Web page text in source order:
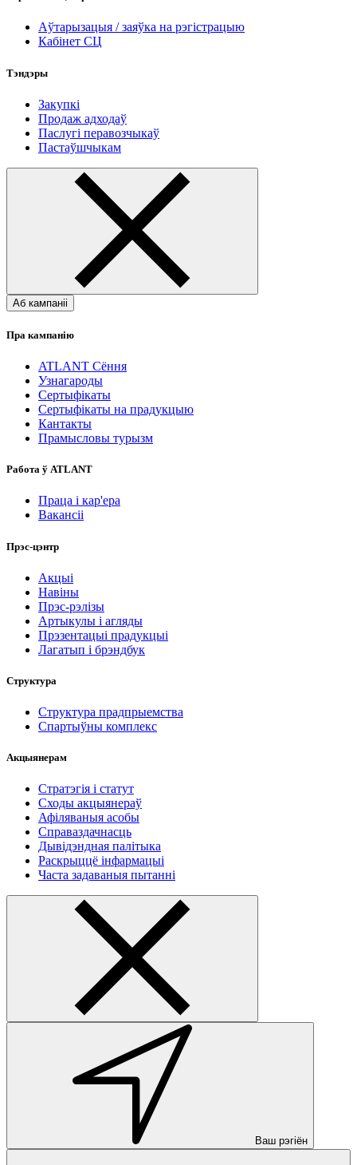
Аўтарызацыя / заяўка на рэгістрацыю
Кабінет СЦ
Тэндэры
Закупкі
Продаж адходаў
Паслугі перавозчыкаў
Пастаўшчыкам
Аб кампаніі
Пра кампанію
ATLANT Сёння
Узнагароды
Сертыфікаты
Сертыфікаты на прадукцыю
Кантакты
Прамысловы турызм
Работа ў ATLANT
Праца і кар'ера
Вакансіі
Прэс-цэнтр
Акцыі
Навіны
Прэс-рэлізы
Артыкулы і агляды
Прэзентацыі прадукцыі
Лагатып і брэндбук
Структура
Структура прадпрыемства
Спартыўны комплекс
Акцыянерам
Стратэгія і статут
Сходы акцыянераў
Афіляваныя асобы
Справаздачнасць
Дывідэндная палітыка
Раскрыццё інфармацыі
Часта задаваныя пытанні
Ваш рэгіён